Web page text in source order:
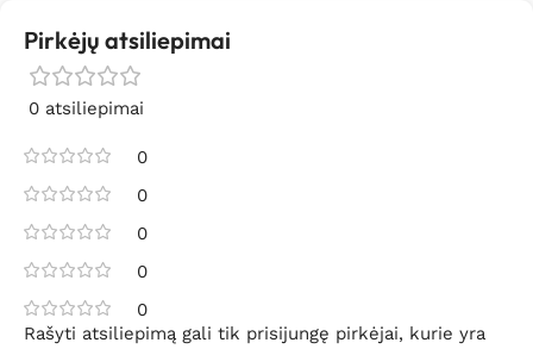
Pirkėjų atsiliepimai
0 atsiliepimai
0
0
0
0
0
Rašyti atsiliepimą gali tik prisijungę pirkėjai, kurie yra